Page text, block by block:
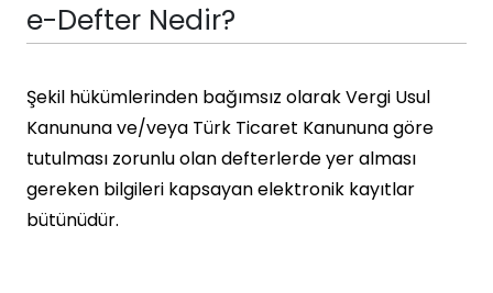
e-Defter Nedir?
Şekil hükümlerinden bağımsız olarak Vergi Usul
Kanununa ve/veya Türk Ticaret Kanununa göre
tutulması zorunlu olan defterlerde yer alması
gereken bilgileri kapsayan elektronik kayıtlar
bütünüdür.